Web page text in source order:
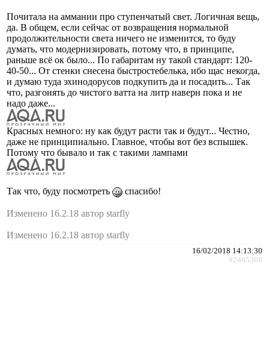
Почитала на аммании про ступенчатый свет. Логичная вещь,
да. В общем, если сейчас от возвращения нормальной
продолжительности света ничего не изменится, то буду
думать, что модернизировать, потому что, в принципе,
раньше всё ок было... По габаритам ну такой стандарт: 120-
40-50... От стенки снесена быстростебелька, ибо щас некогда,
и думаю туда эхинодорусов подкупить да и посадить... Так
что, разгонять до чистого ватта на литр наверн пока и не
надо даже...
Красных немного: ну как будут расти так и будут... Честно,
даже не принципиально. Главное, чтобы вот без вспышек.
Потому что бывало и так с такими лампами
Так что, буду посмотреть спасибо!
Изменено 16.2.18 автор starfly
Изменено 16.2.18 автор starfly
16/02/2018 14:13:30
#2465308